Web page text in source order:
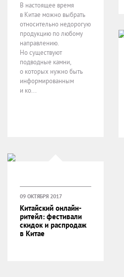
В настоящее время
в Китае можно выбрать
относительно недорогую
продукцию по любому
направлению.
Но существуют
подводные камни,
о которых нужно быть
информированным
и ко...
09 ОКТЯБРЯ 2017
Китайский онлайн-
ритейл: фестивали
скидок и распродаж
в Китае